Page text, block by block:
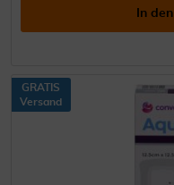
In den
GRATIS
Versand